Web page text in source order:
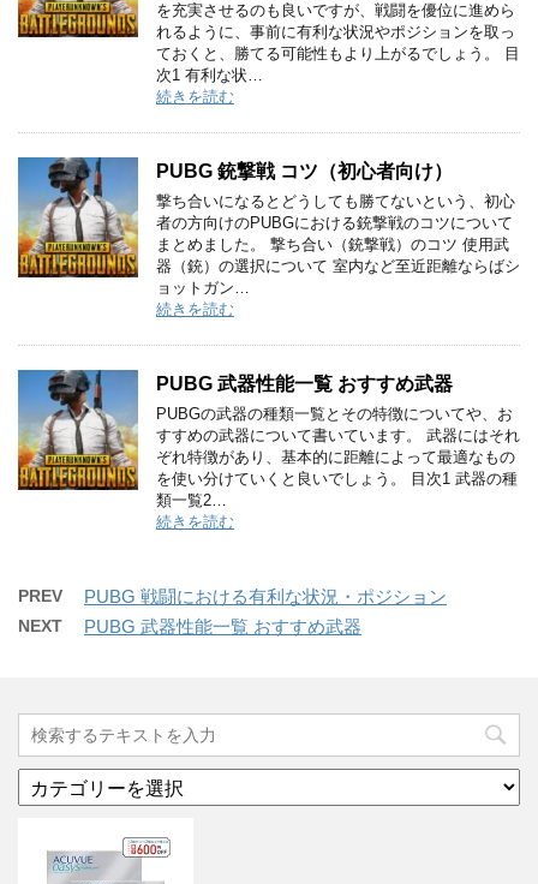
を充実させるのも良いですが、戦闘を優位に進めら
れるように、事前に有利な状況やポジションを取っ
ておくと、勝てる可能性もより上がるでしょう。 目
次1 有利な状…
続きを読む
PUBG 銃撃戦 コツ（初心者向け）
撃ち合いになるとどうしても勝てないという、初心
者の方向けのPUBGにおける銃撃戦のコツについて
まとめました。 撃ち合い（銃撃戦）のコツ 使用武
器（銃）の選択について 室内など至近距離ならばシ
ョットガン…
続きを読む
PUBG 武器性能一覧 おすすめ武器
PUBGの武器の種類一覧とその特徴についてや、お
すすめの武器について書いています。 武器にはそれ
ぞれ特徴があり、基本的に距離によって最適なもの
を使い分けていくと良いでしょう。 目次1 武器の種
類一覧2…
続きを読む
PREV PUBG 戦闘における有利な状況・ポジション
NEXT PUBG 武器性能一覧 おすすめ武器
テ